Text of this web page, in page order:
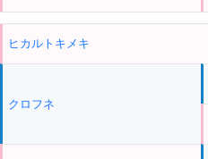
ヒカルトキメキ
クロフネ